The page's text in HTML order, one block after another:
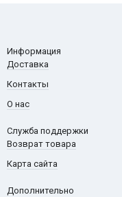
Информация
Доставка
Контакты
О нас
Служба поддержки
Возврат товара
Карта сайта
Дополнительно